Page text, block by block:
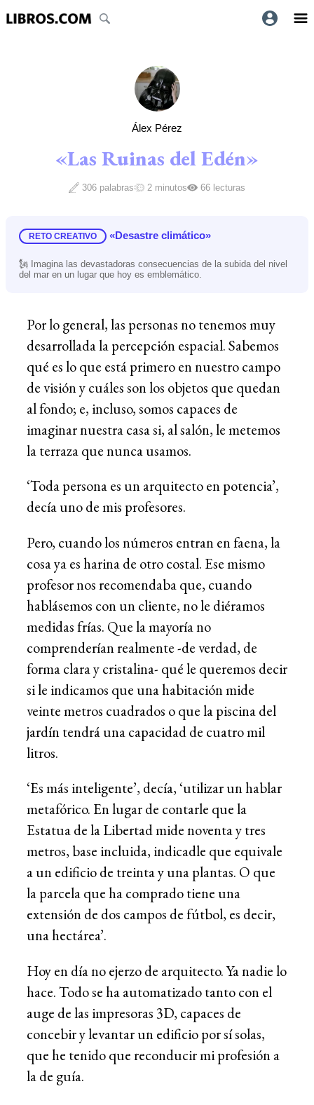
Álex Pérez
«Las Ruinas del Edén»
306 palabras 2 minutos 66 lecturas
RETO CREATIVO «Desastre climático»
🗽 Imagina las devastadoras consecuencias de la subida del nivel
del mar en un lugar que hoy es emblemático.
Por lo general, las personas no tenemos muy
desarrollada la percepción espacial. Sabemos
qué es lo que está primero en nuestro campo
de visión y cuáles son los objetos que quedan
al fondo; e, incluso, somos capaces de
imaginar nuestra casa si, al salón, le metemos
la terraza que nunca usamos.
‘Toda persona es un arquitecto en potencia’,
decía uno de mis profesores.
Pero, cuando los números entran en faena, la
cosa ya es harina de otro costal. Ese mismo
profesor nos recomendaba que, cuando
hablásemos con un cliente, no le diéramos
medidas frías. Que la mayoría no
comprenderían realmente -de verdad, de
forma clara y cristalina- qué le queremos decir
si le indicamos que una habitación mide
veinte metros cuadrados o que la piscina del
jardín tendrá una capacidad de cuatro mil
litros.
‘Es más inteligente’, decía, ‘utilizar un hablar
metafórico. En lugar de contarle que la
Estatua de la Libertad mide noventa y tres
metros, base incluida, indicadle que equivale
a un edificio de treinta y una plantas. O que
la parcela que ha comprado tiene una
extensión de dos campos de fútbol, es decir,
una hectárea’.
Hoy en día no ejerzo de arquitecto. Ya nadie lo
hace. Todo se ha automatizado tanto con el
auge de las impresoras 3D, capaces de
concebir y levantar un edificio por sí solas,
que he tenido que reconducir mi profesión a
la de guía.